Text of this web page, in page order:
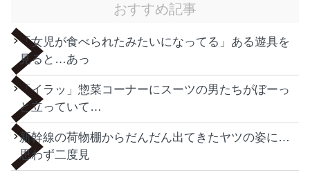
おすすめ記事
「女児が食べられたみたいになってる」ある遊具を
見ると…あっ
「イラッ」惣菜コーナーにスーツの男たちがぼーっ
と立っていて…
新幹線の荷物棚からだんだん出てきたヤツの姿に…
思わず二度見